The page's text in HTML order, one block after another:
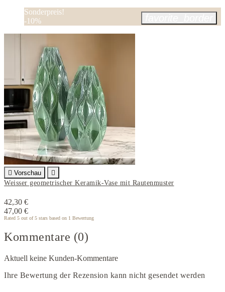
Sonderpreis!
-10%
 Vorschau

Weisser geometrischer Keramik-Vase mit Rautenmuster
42,30 €
47,00 €
Rated 5 out of 5 stars based on 1 Bewertung
Kommentare (0)
Aktuell keine Kunden-Kommentare
Ihre Bewertung der Rezension kann nicht gesendet werden